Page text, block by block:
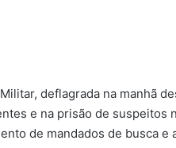
deflagrada na manhã
e na prisão de suspeitos
de mandados de busca e